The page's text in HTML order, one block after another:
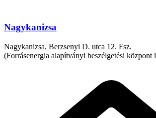
Nagykanizsa
Nagykanizsa, Berzsenyi D. utca 12. Fsz.
(Forrásenergia alapítványi beszélgetési központ